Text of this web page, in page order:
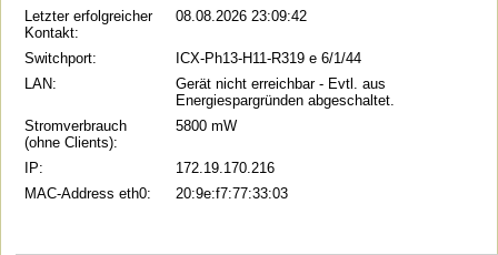
Letzter erfolgreicher
Kontakt:
08.08.2026 23:09:42
Switchport:
ICX-Ph13-H11-R319 e 6/1/44
LAN:
Gerät nicht erreichbar - Evtl. aus
Energiespargründen abgeschaltet.
Stromverbrauch
(ohne Clients):
5800 mW
IP:
172.19.170.216
MAC-Address eth0:
20:9e:f7:77:33:03